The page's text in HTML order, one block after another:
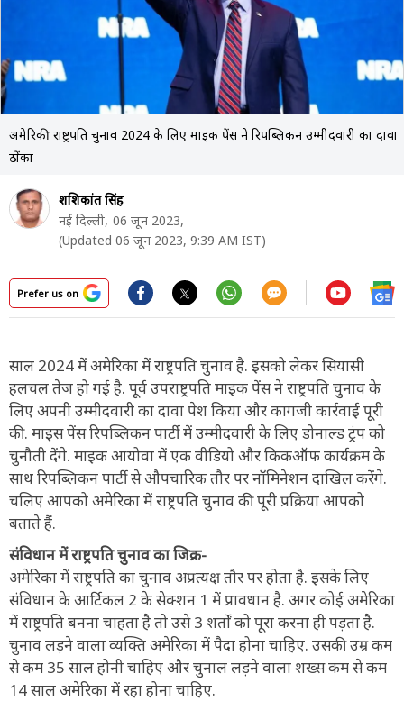
अमेरिकी राष्ट्रपति चुनाव 2024 के लिए माइक पेंस ने रिपब्लिकन उम्मीदवारी का दावा
ठोंका
शशिकांत सिंह
नई दिल्ली, 06 जून 2023,
(Updated 06 जून 2023, 9:39 AM IST)
Prefer us on
साल 2024 में अमेरिका में राष्ट्रपति चुनाव है. इसको लेकर सियासी
हलचल तेज हो गई है. पूर्व उपराष्ट्रपति माइक पेंस ने राष्ट्रपति चुनाव के
लिए अपनी उम्मीदवारी का दावा पेश किया और कागजी कार्रवाई पूरी
की. माइस पेंस रिपब्लिकन पार्टी में उम्मीदवारी के लिए डोनाल्ड ट्रंप को
चुनौती देंगे. माइक आयोवा में एक वीडियो और किकऑफ कार्यक्रम के
साथ रिपब्लिकन पार्टी से औपचारिक तौर पर नॉमिनेशन दाखिल करेंगे.
चलिए आपको अमेरिका में राष्ट्रपति चुनाव की पूरी प्रक्रिया आपको
बताते हैं.
संविधान में राष्ट्रपति चुनाव का जिक्र-
अमेरिका में राष्ट्रपति का चुनाव अप्रत्यक्ष तौर पर होता है. इसके लिए
संविधान के आर्टिकल 2 के सेक्शन 1 में प्रावधान है. अगर कोई अमेरिका
में राष्ट्रपति बनना चाहता है तो उसे 3 शर्तों को पूरा करना ही पड़ता है.
चुनाव लड़ने वाला व्यक्ति अमेरिका में पैदा होना चाहिए. उसकी उम्र कम
से कम 35 साल होनी चाहिए और चुनाल लड़ने वाला शख्स कम से कम
14 साल अमेरिका में रहा होना चाहिए.